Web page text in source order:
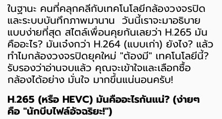
ในฐานะ คนที่คลุกคลีกับเทคโนโลยีกล้องวงจรปิด
และระบบบันทึกภาพมานาน วันนี้เราจะมาอธิบาย
แบบง่ายที่สุด สไตล์เพื่อนคุยกันเลยว่า H.265 มัน
คืออะไร? มันเจ๋งกว่า H.264 (แบบเก่า) ยังไง? แล้ว
ทำไมกล้องวงจรปิดยุคใหม่ "ต้องมี" เทคโนโลยีนี้?
รับรองว่าอ่านจบแล้ว คุณจะเข้าใจและเลือกซื้อ
กล้องได้อย่าง มั่นใจ มากขึ้นแน่นอนครับ!
H.265 (หรือ HEVC) มันคืออะไรกันแน่? (ง่ายๆ
คือ "นักบีบไฟล์อัจฉริยะ!")